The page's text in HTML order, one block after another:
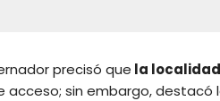
precisó que la
acceso; sin embargo,